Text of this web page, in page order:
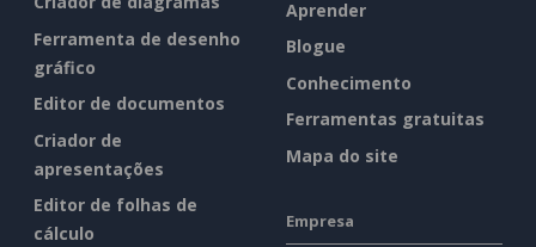
Ferramenta de desenho
gráfico
Editor de documentos
Criador de
apresentações
Editor de folhas de
cálculo
Aprender
Blogue
Conhecimento
Ferramentas gratuitas
Mapa do site
Empresa